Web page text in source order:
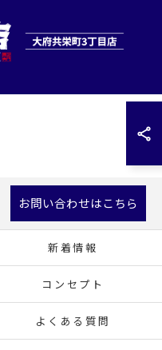
お問い合わせはこちら
新着情報
コンセプト
よくある質問